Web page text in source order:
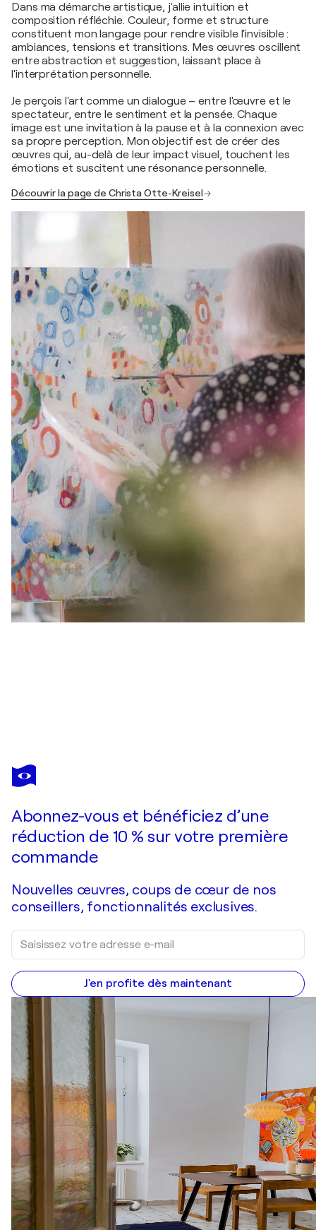
Dans ma démarche artistique, j'allie intuition et
composition réfléchie. Couleur, forme et structure
constituent mon langage pour rendre visible l'invisible :
ambiances, tensions et transitions. Mes œuvres oscillent
entre abstraction et suggestion, laissant place à
l'interprétation personnelle.
Je perçois l'art comme un dialogue – entre l'œuvre et le
spectateur, entre le sentiment et la pensée. Chaque
image est une invitation à la pause et à la connexion avec
sa propre perception. Mon objectif est de créer des
œuvres qui, au-delà de leur impact visuel, touchent les
émotions et suscitent une résonance personnelle.
Découvrir la page de Christa Otte-Kreisel
CHRISTA OTTE-KREISEL
Lips of Truth
Abonnez-vous et bénéficiez d’une
réduction de 10 % sur votre première
commande
Nouvelles œuvres, coups de cœur de nos
conseillers, fonctionnalités exclusives.
J'en profite dès maintenant